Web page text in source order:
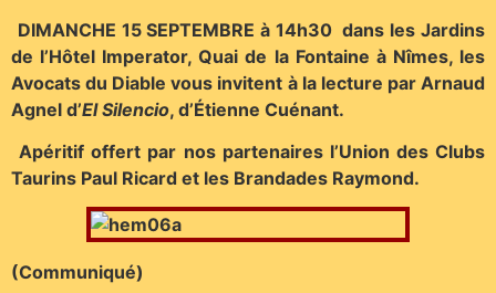
DIMANCHE 15 SEPTEMBRE à 14h30 dans les Jardins
de l’Hôtel Imperator, Quai de la Fontaine à Nîmes, les
Avocats du Diable vous invitent à la lecture par Arnaud
Agnel d’El Silencio, d’Étienne Cuénant.
Apéritif offert par nos partenaires l’Union des Clubs
Taurins Paul Ricard et les Brandades Raymond.
(Communiqué)